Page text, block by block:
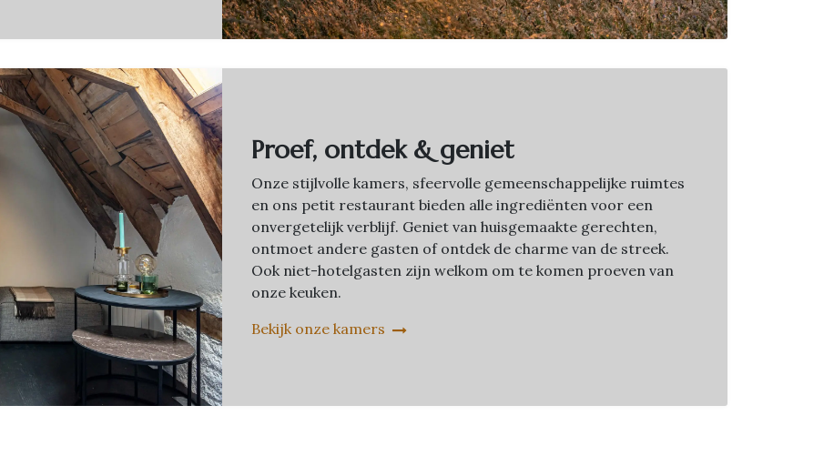
Proef, ontdek & geniet
Onze stijlvolle kamers, sfeervolle gemeenschappelijke ruimtes
en ons petit restaurant bieden alle ingrediënten voor een
onvergetelijk verblijf. Geniet van huisgemaakte gerechten,
ontmoet andere gasten of ontdek de charme van de streek.
Ook niet-hotelgasten zijn welkom om te komen proeven van
onze keuken.
Bekijk onze kamers